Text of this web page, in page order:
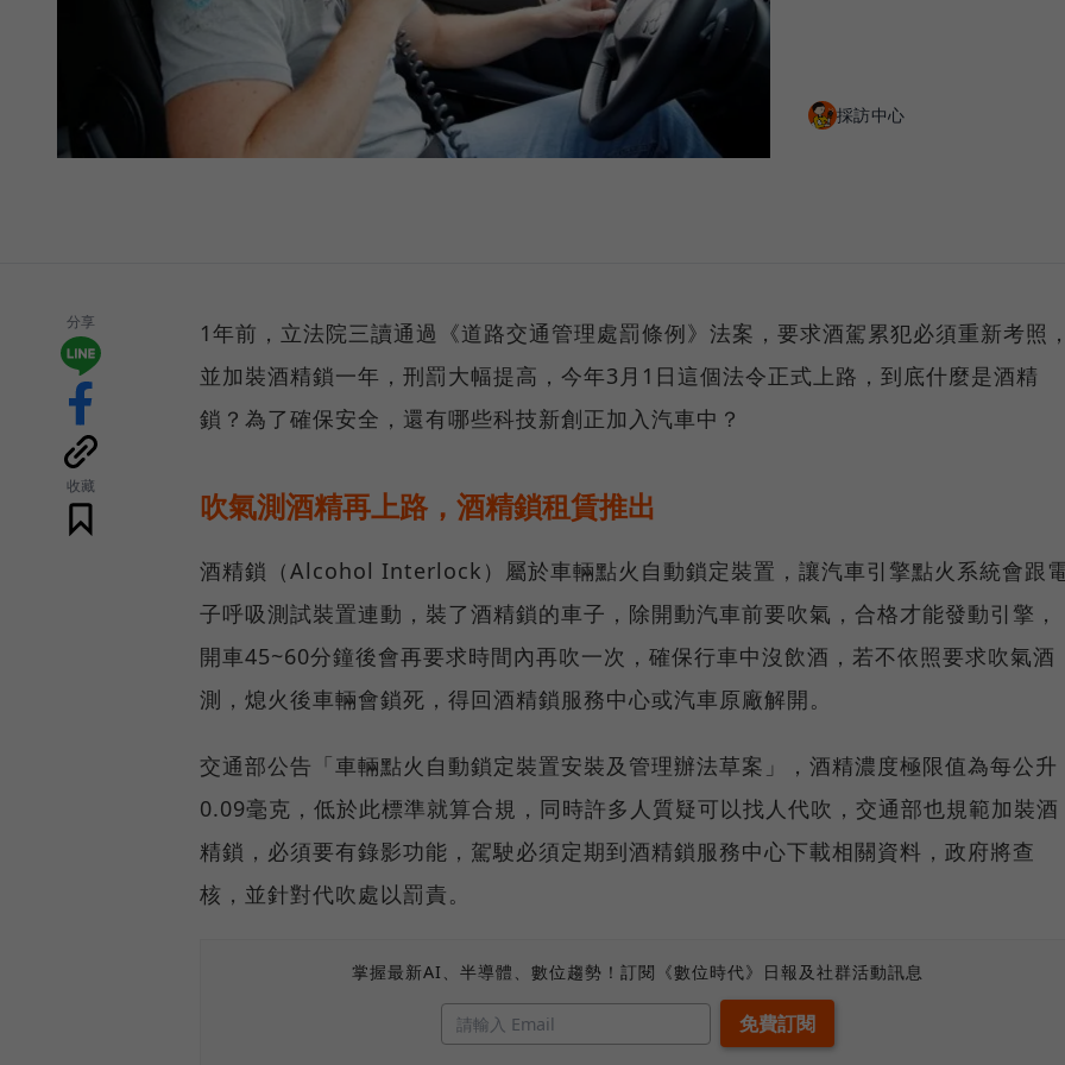
採訪中心
分享
收藏
1年前，立法院三讀通過《道路交通管理處罰條例》法案，要求酒駕累犯必須重新考照
並加裝酒精鎖一年，刑罰大幅提高，今年3月1日這個法令正式上路，到底什麼是酒精
鎖？為了確保安全，還有哪些科技新創正加入汽車中？
吹氣測酒精再上路，酒精鎖租賃推出
酒精鎖（Alcohol Interlock）屬於車輛點火自動鎖定裝置，讓汽車引擎點火系統會跟
子呼吸測試裝置連動，裝了酒精鎖的車子，除開動汽車前要吹氣，合格才能發動引擎，
開車45~60分鐘後會再要求時間內再吹一次，確保行車中沒飲酒，若不依照要求吹氣酒
測，熄火後車輛會鎖死，得回酒精鎖服務中心或汽車原廠解開。
交通部公告「車輛點火自動鎖定裝置安裝及管理辦法草案」，酒精濃度極限值為每公升
0.09毫克，低於此標準就算合規，同時許多人質疑可以找人代吹，交通部也規範加裝酒
精鎖，必須要有錄影功能，駕駛必須定期到酒精鎖服務中心下載相關資料，政府將查
核，並針對代吹處以罰責。
掌握最新AI、半導體、數位趨勢！訂閱《數位時代》日報及社群活動訊息